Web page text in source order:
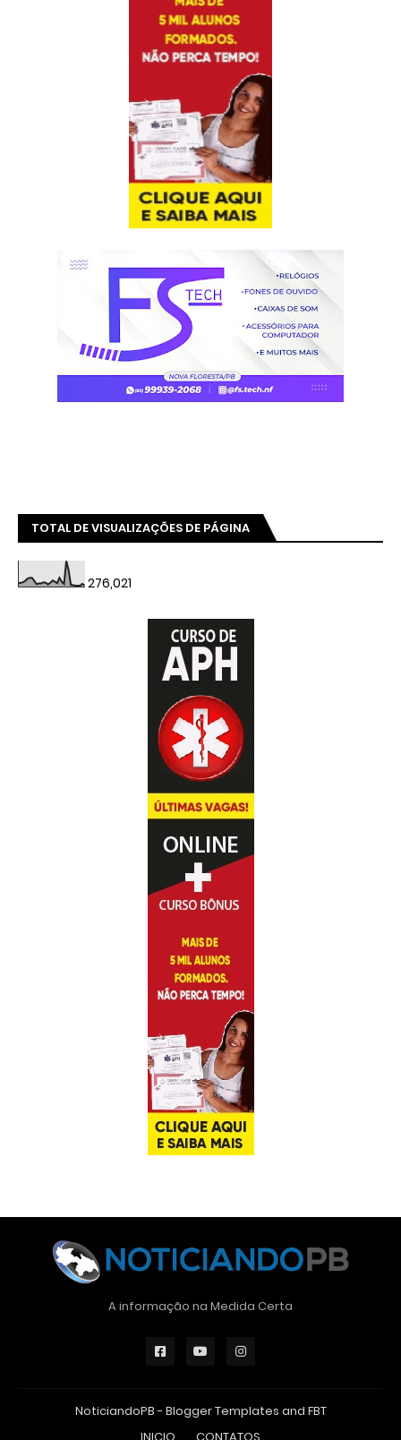
TOTAL DE VISUALIZAÇÕES DE PÁGINA
276,021
A informação na Medida Certa
NoticiandoPB - Blogger Templates and FBT